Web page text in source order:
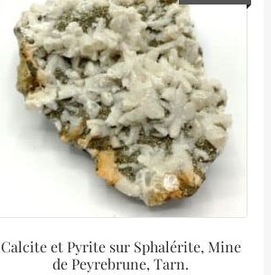
Calcite et Pyrite sur Sphalérite, Mine
de Peyrebrune, Tarn.